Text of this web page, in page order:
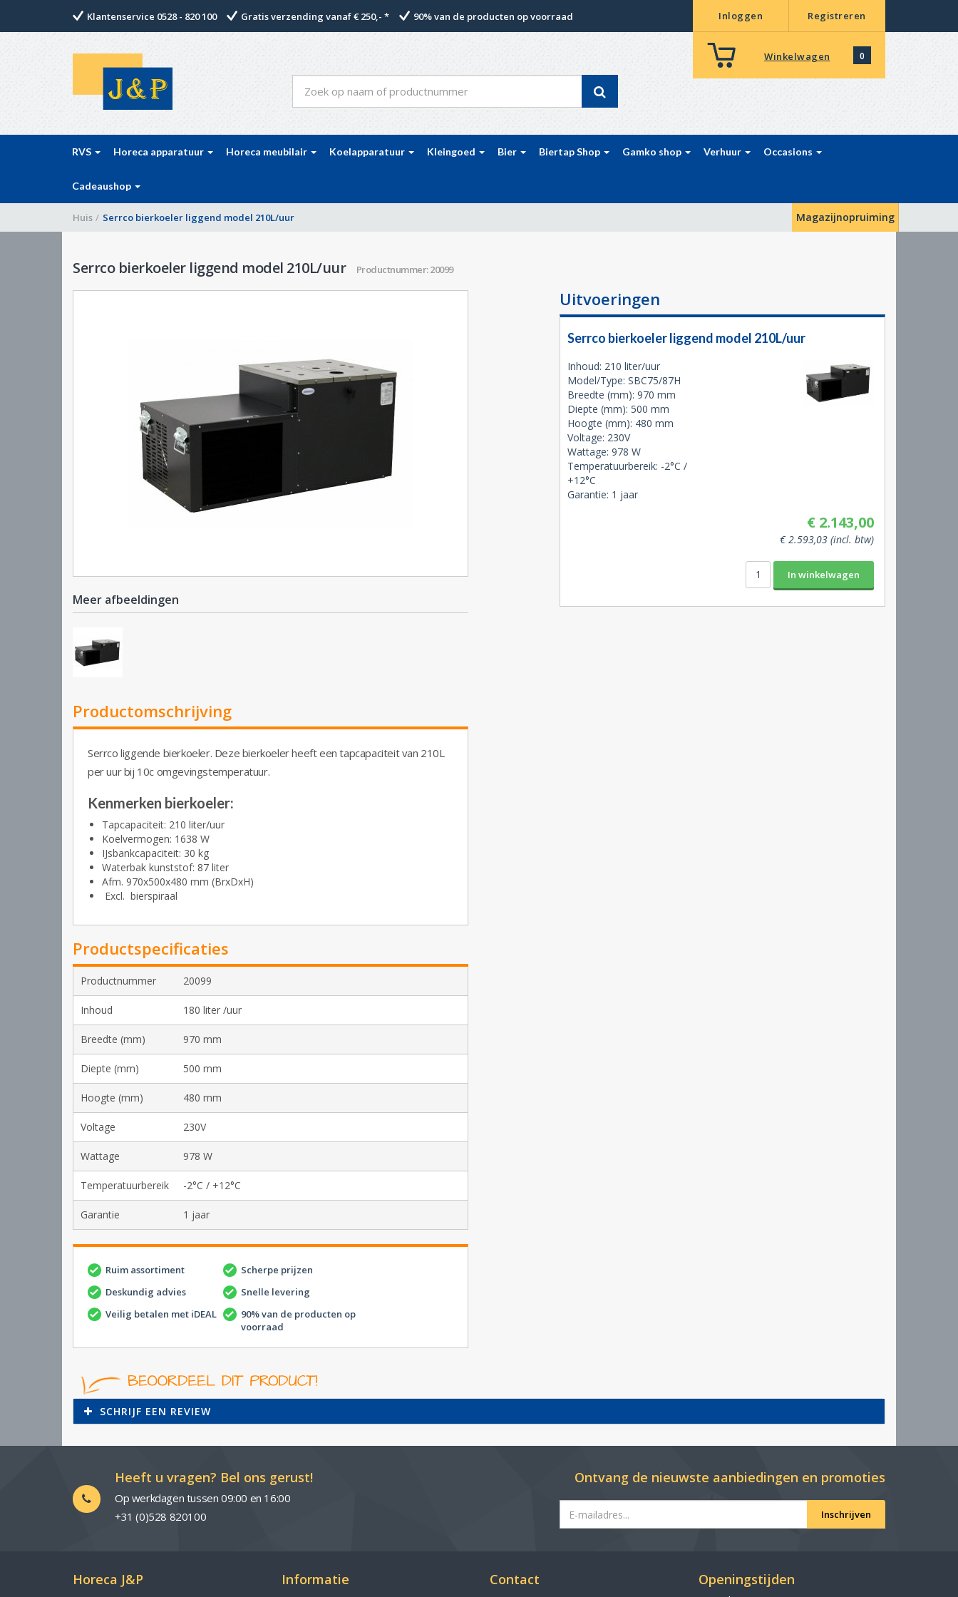
Klantenservice 0528 - 820 100 Gratis verzending vanaf € 250,- * 90% van de producten op voorraad Inloggen Registreren
Winkelwagen 0
RVS Horeca apparatuur Horeca meubilair Koelapparatuur Kleingoed Bier Biertap Shop Gamko shop Verhuur Occasions
Cadeaushop
Huis / Serrco bierkoeler liggend model 210L/uur Magazijnopruiming
Serrco bierkoeler liggend model 210L/uur Productnummer: 20099
Meer afbeeldingen
Productomschrijving
Serrco liggende bierkoeler. Deze bierkoeler heeft een tapcapaciteit van 210L
per uur bij 10c omgevingstemperatuur.
Kenmerken bierkoeler:
Tapcapaciteit: 210 liter/uur
Koelvermogen: 1638 W
IJsbankcapaciteit: 30 kg
Waterbak kunststof: 87 liter
Afm. 970x500x480 mm (BrxDxH)
Excl. bierspiraal
Productspecificaties
Productnummer 20099
Inhoud 180 liter /uur
Breedte (mm) 970 mm
Diepte (mm) 500 mm
Hoogte (mm) 480 mm
Voltage 230V
Wattage 978 W
Temperatuurbereik -2°C / +12°C
Garantie 1 jaar
Ruim assortiment
Scherpe prijzen
Deskundig advies
Snelle levering
Veilig betalen met iDEAL
90% van de producten op
voorraad
Uitvoeringen
Serrco bierkoeler liggend model 210L/uur
Inhoud: 210 liter/uur
Model/Type: SBC75/87H
Breedte (mm): 970 mm
Diepte (mm): 500 mm
Hoogte (mm): 480 mm
Voltage: 230V
Wattage: 978 W
Temperatuurbereik: -2°C /
+12°C
Garantie: 1 jaar
€ 2.143,00
€ 2.593,03 (incl. btw)
SCHRIJF EEN REVIEW
Heeft u vragen? Bel ons gerust!
Op werkdagen tussen 09:00 en 16:00
+31 (0)528 820100
Ontvang de nieuwste aanbiedingen en promoties
Inschrijven
Horeca J&P Informatie Contact Openingstijden